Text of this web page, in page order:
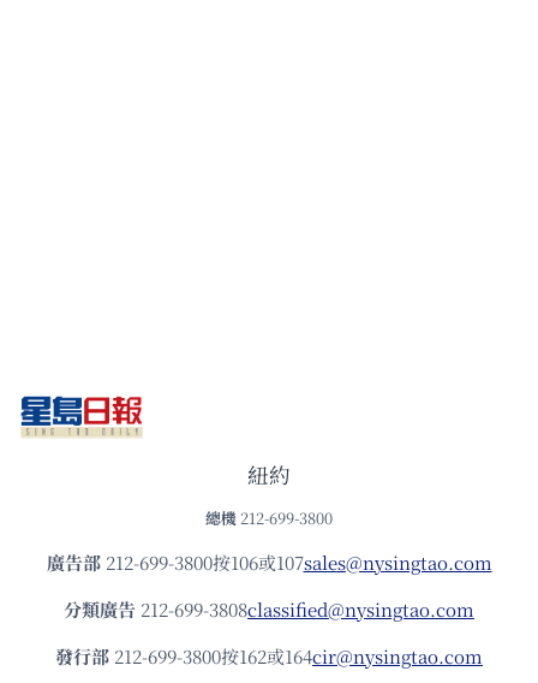
紐約
總機 212-699-3800
廣告部212-699-3800按106或107sales@nysingtao.com
分類廣告 212-699-3808classified@nysingtao.com
發⾏部 212-699-3800按162或164cir@nysingtao.com